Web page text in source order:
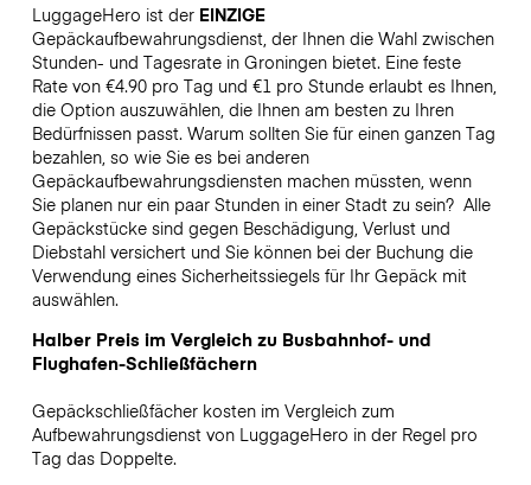
LuggageHero ist der EINZIGE
Gepäckaufbewahrungsdienst, der Ihnen die Wahl zwischen
Stunden- und Tagesrate in Groningen bietet. Eine feste
Rate von €4.90 pro Tag und €1 pro Stunde erlaubt es Ihnen,
die Option auszuwählen, die Ihnen am besten zu Ihren
Bedürfnissen passt. Warum sollten Sie für einen ganzen Tag
bezahlen, so wie Sie es bei anderen
Gepäckaufbewahrungsdiensten machen müssten, wenn
Sie planen nur ein paar Stunden in einer Stadt zu sein? Alle
Gepäckstücke sind gegen Beschädigung, Verlust und
Diebstahl versichert und Sie können bei der Buchung die
Verwendung eines Sicherheitssiegels für Ihr Gepäck mit
auswählen.
Halber Preis im Vergleich zu Busbahnhof- und
Flughafen-Schließfächern
Gepäckschließfächer kosten im Vergleich zum
Aufbewahrungsdienst von LuggageHero in der Regel pro
Tag das Doppelte.